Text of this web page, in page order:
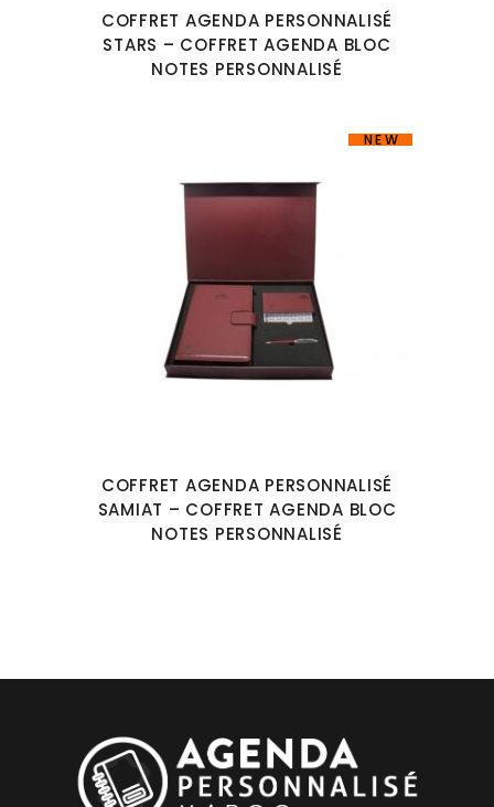
COFFRET AGENDA PERSONNALISÉ
STARS – COFFRET AGENDA BLOC
NOTES PERSONNALISÉ
NEW
COFFRET AGENDA PERSONNALISÉ
SAMIAT – COFFRET AGENDA BLOC
NOTES PERSONNALISÉ